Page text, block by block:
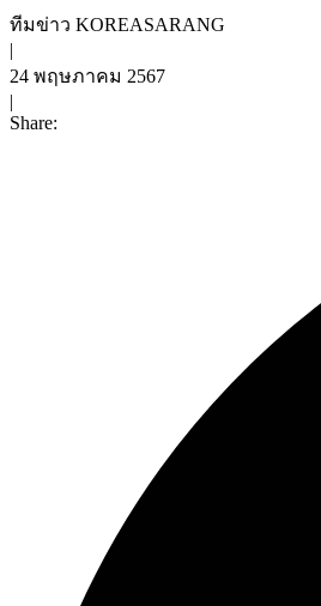
ทีมข่าว KOREASARANG
|
24 พฤษภาคม 2567
|
Share: